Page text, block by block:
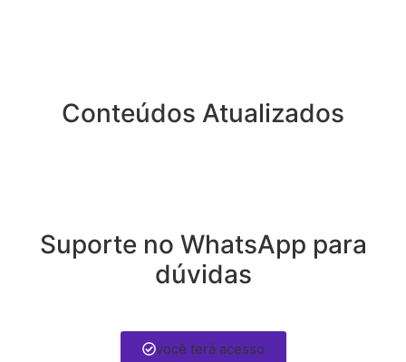
Conteúdos Atualizados
Suporte no WhatsApp para
dúvidas
você terá acesso